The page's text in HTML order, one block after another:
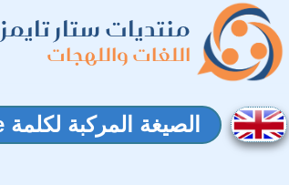
منتديات ستار تايمز
اللغات واللهجات
الصيغة المركبة لكلمة otherwise